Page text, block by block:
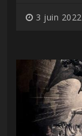
3 juin 2022